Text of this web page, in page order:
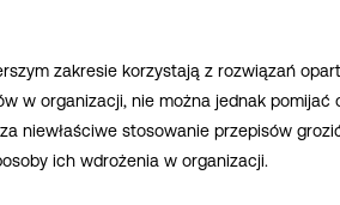
zakresie korzystają z rozwiązań
w organizacji, nie można jednak
niewłaściwe stosowanie przepisów
ich wdrożenia w organizacji.